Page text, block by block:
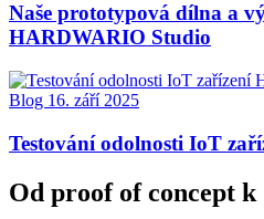
Naše prototypová dílna a
HARDWARIO Studio
Blog 16. září 2025
Testování odolnosti IoT
Od proof of concept k